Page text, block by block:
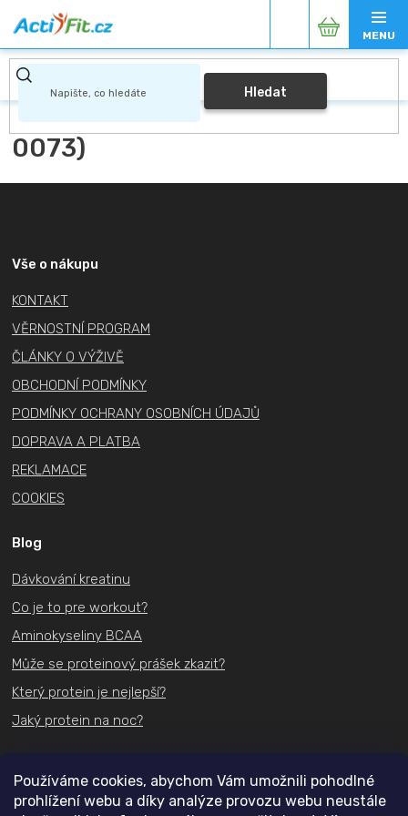
Používáme cookies, abychom Vám umožnili pohodlné
prohlížení webu a díky analýze provozu webu neustále
na
obsah
Hledat
Nákupní
košík
0073)
Vše o nákupu
KONTAKT
VĚRNOSTNÍ PROGRAM
ČLÁNKY O VÝŽIVĚ
OBCHODNÍ PODMÍNKY
PODMÍNKY OCHRANY OSOBNÍCH ÚDAJŮ
DOPRAVA A PLATBA
REKLAMACE
COOKIES
Blog
Dávkování kreatinu
Co je to pre workout?
Aminokyseliny BCAA
Může se proteinový prášek zkazit?
Který protein je nejlepší?
Jaký protein na noc?
Kontakt